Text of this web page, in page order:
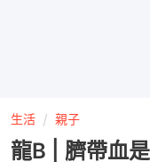
生活 親子
龍B | 臍帶血